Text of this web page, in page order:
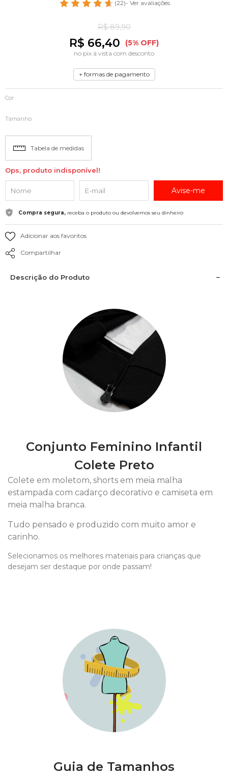
(22)- Ver avaliações
R$ 89,90
R$ 66,40 (5% OFF)
no pix à vista com desconto
+ formas de pagamento
Cor
Tamanho
Tabela de medidas
Ops, produto indisponível!
Avise-me
Compra segura, receba o produto ou devolvemos seu dinheiro
Adicionar aos favoritos
Compartilhar
Descrição do Produto
Conjunto Feminino Infantil
Colete Preto
Colete em moletom, shorts em meia malha
estampada com cadarço decorativo e camiseta em
meia malha branca.
Tudo pensado e produzido com muito amor e
carinho.
Selecionamos os melhores materiais para crianças que
desejam ser destaque por onde passam!
Guia de Tamanhos